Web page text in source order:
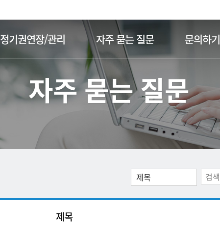
정기권연장/관리 자주 묻는 질문 문의하기
자주 묻는 질문
제목